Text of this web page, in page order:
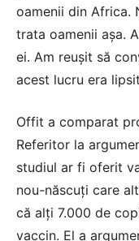
oamenii din Africa.
trata oamenii așa.
ei. Am reușit să
acest lucru era
Offit a comparat
Referitor la
studiul ar fi oferit
nou-născuți care
că alți 7.000 de
vaccin. El a